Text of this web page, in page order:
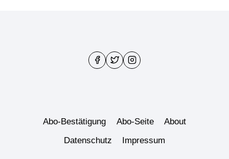
Abo-Bestätigung Abo-Seite
About
Datenschutz
Impressum